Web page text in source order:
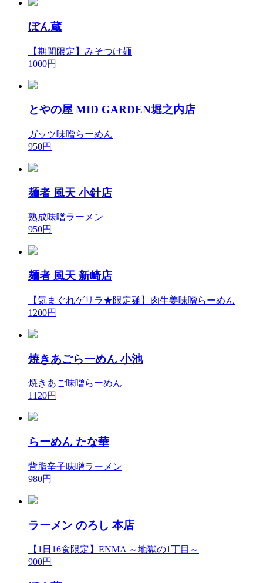
ぼん蔵
【期間限定】みそつけ麺
1000円
とやの屋 MID GARDEN堀之内店
ガッツ味噌らーめん
950円
麺者 風天 小針店
熟成味噌ラーメン
950円
麺者 風天 新崎店
【気まぐれゲリラ★限定麺】肉生姜味噌らーめん
1200円
焼きあごらーめん 小池
焼きあご味噌らーめん
1120円
らーめん たな華
背脂辛子味噌ラーメン
980円
ラーメン のろし 本店
【1日16食限定】ENMA ～地獄の1丁目～
900円